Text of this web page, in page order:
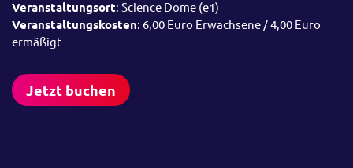
Veranstaltungsort: Science Dome (e1)
Veranstaltungskosten: 6,00 Euro Erwachsene / 4,00 Euro
ermäßigt
Jetzt buchen